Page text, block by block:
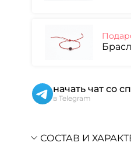
начать чат со
в Telegram
СОСТАВ И